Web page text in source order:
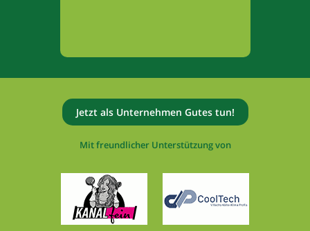
Jetzt als Unternehmen Gutes tun!
Mit freundlicher Unterstützung von